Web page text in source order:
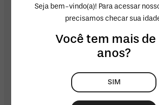
Seja bem-vindo(a)! Para acessar
precisamos checar sua
Você tem mais de
anos?
SIM
%OFF
ASSINATURA+
à vista
-11%OFF
JACK & COKE
Copo
R$ 61,76 R$